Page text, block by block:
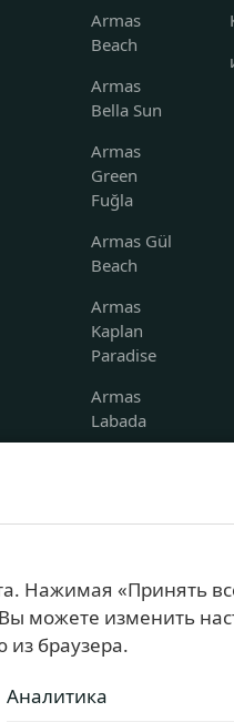
Armas
Beach
Armas
Bella Sun
Armas
Green
Fuğla
Armas Gül
Beach
Armas
Kaplan
Paradise
Armas
Labada
Armas Life
Нажимая «Принять
можете изменить
браузера.
Аналитика